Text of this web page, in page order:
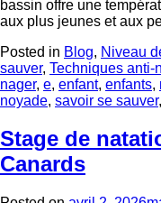
bassin offre une
aux plus jeunes et aux
Posted in Blog, Niveau
sauver, Techniques anti-
nager, e, enfant, enfants,
noyade, savoir se sauver,
Stage de
Canards